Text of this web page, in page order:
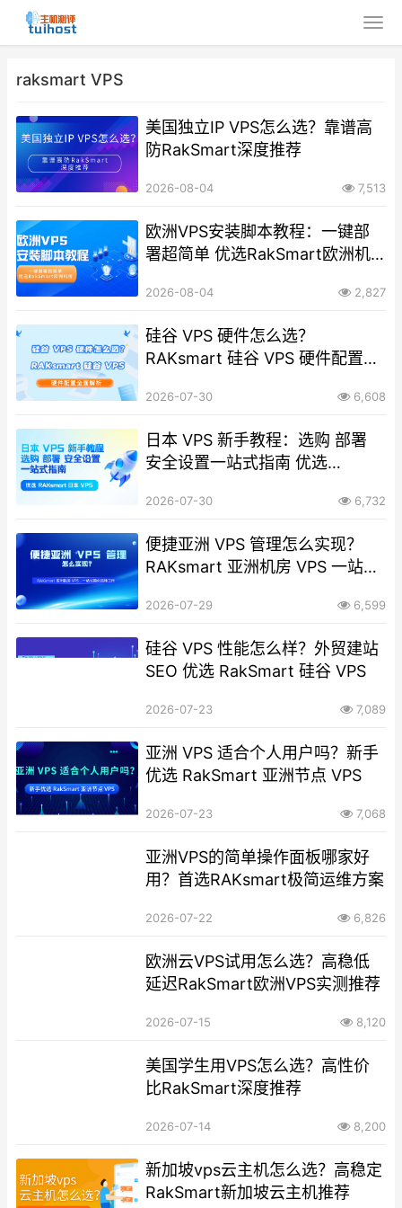
raksmart VPS
美国独立IP VPS怎么选？靠谱高
防RakSmart深度推荐
2026-08-04 7,513
欧洲VPS安装脚本教程：一键部
署超简单 优选RakSmart欧洲机
2026-08-04 2,827
硅谷 VPS 硬件怎么选？
RAKsmart 硅谷 VPS 硬件配置全
2026-07-30 6,608
日本 VPS 新手教程：选购 部署
安全设置一站式指南 优选
2026-07-30 6,732
便捷亚洲 VPS 管理怎么实现？
RAKsmart 亚洲机房 VPS 一站式
2026-07-29 6,599
硅谷 VPS 性能怎么样？外贸建站
SEO 优选 RakSmart 硅谷 VPS
2026-07-23 7,089
亚洲 VPS 适合个人用户吗？新手
优选 RakSmart 亚洲节点 VPS
2026-07-23 7,068
亚洲VPS的简单操作面板哪家好
用？首选RAKsmart极简运维方案
2026-07-22 6,826
欧洲云VPS试用怎么选？高稳低
延迟RakSmart欧洲VPS实测推荐
2026-07-15 8,120
美国学生用VPS怎么选？高性价
比RakSmart深度推荐
2026-07-14 8,200
新加坡vps云主机怎么选？高稳定
RakSmart新加坡云主机推荐